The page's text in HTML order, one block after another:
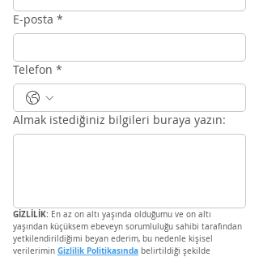
E-posta *
Telefon *
Almak istediğiniz bilgileri buraya yazın:
GİZLİLİK: En az on altı yaşında olduğumu ve on altı
yaşından küçüksem ebeveyn sorumluluğu sahibi tarafından
yetkilendirildiğimi beyan ederim, bu nedenle kişisel
verilerimin Gizlilik Politikasında belirtildiği şekilde